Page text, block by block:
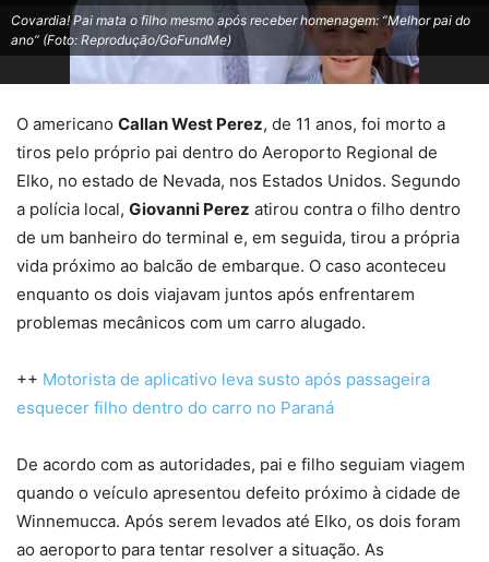
Covardia! Pai mata o filho mesmo após receber homenagem: “Melhor pai do
ano” (Foto: Reprodução/GoFundMe)
O americano Callan West Perez, de 11 anos, foi morto a
tiros pelo próprio pai dentro do Aeroporto Regional de
Elko, no estado de Nevada, nos Estados Unidos. Segundo
a polícia local, Giovanni Perez atirou contra o filho dentro
de um banheiro do terminal e, em seguida, tirou a própria
vida próximo ao balcão de embarque. O caso aconteceu
enquanto os dois viajavam juntos após enfrentarem
problemas mecânicos com um carro alugado.
++ Motorista de aplicativo leva susto após passageira
esquecer filho dentro do carro no Paraná
De acordo com as autoridades, pai e filho seguiam viagem
quando o veículo apresentou defeito próximo à cidade de
Winnemucca. Após serem levados até Elko, os dois foram
ao aeroporto para tentar resolver a situação. As